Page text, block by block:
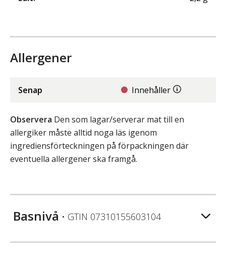
Allergener
Senap Innehåller
Observera Den som lagar/serverar mat till en
allergiker måste alltid noga läs igenom
ingrediensförteckningen på förpackningen där
eventuella allergener ska framgå.
Basnivå • GTIN 07310155603104